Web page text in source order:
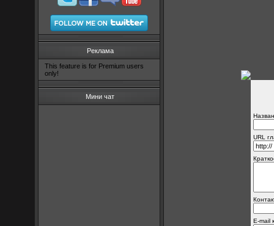
Реклама
This feature is for Premium users
only!
Мини чат
URL
E-mail